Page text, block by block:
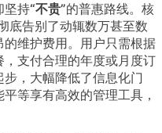
坚持“不贵”的普惠路线。核
底告别了动辄数万甚至数
维护费用。用户只需根据
支付合理的年度或月度订
，大幅降低了信息化门
等享有高效的管理工具，